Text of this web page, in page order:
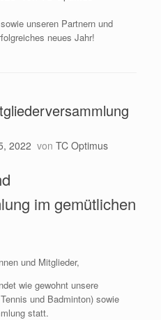
unseren Partnern und
neues Jahr!
2022 von TC Optimus
im gemütlichen
und Mitglieder,
wie gewohnt unsere
und Badminton) sowie
statt.